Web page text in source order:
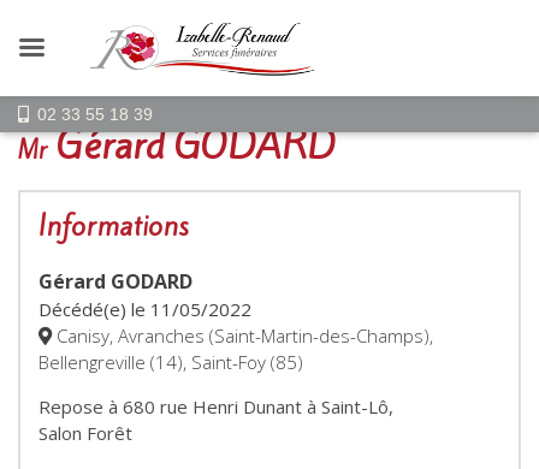
02 33 55 18 39
MrGérard GODARD
Informations
Gérard GODARD
Décédé(e) le 11/05/2022
Canisy, Avranches (Saint-Martin-des-Champs),
Bellengreville (14), Saint-Foy (85)
Repose à 680 rue Henri Dunant à Saint-Lô,
Salon Forêt